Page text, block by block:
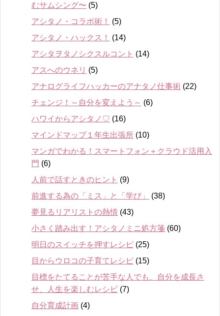
むサムシング〜 (5)
アシタノ・コラボ術！
(5)
アシタノ・ハックス！
(14)
アシタヲタノシクスルコント (14)
アスへのウネリ (5)
アナログライフハッカーのアナタノ仕事術 (22)
チェンジ！～自分を変えよう～ (6)
ハワイからアシタノ♡ (16)
マインドマップ１年生出張所 (10)
マンガでわかる！スマートフォン＋クラウド活用入
門 (6)
人前で話すときのヒント (9)
前進する為の「ミス」と「学び」
(38)
夢見るリアリストの熱情 (43)
小さく踏み出す！アシタノミニ処方箋 (60)
明日のスイッチを押すレシピ (25)
目からウロコの子育てレシピ (15)
目標をたてることが苦手な人でも、自分を成長さ
せ、人生を楽しむレシピ (7)
自分育成計画 (4)